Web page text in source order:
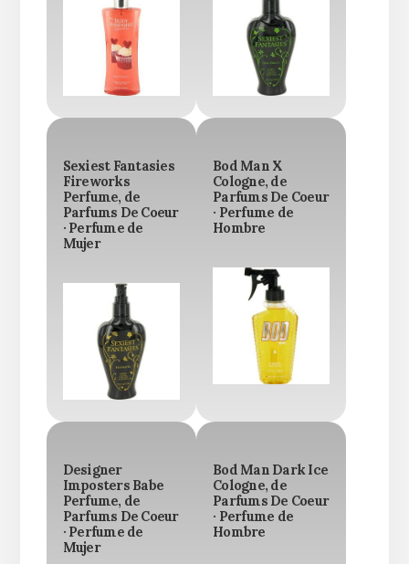
Sexiest Fantasies
Fireworks
Perfume, de
Parfums De Coeur
· Perfume de
Mujer
Bod Man X
Cologne, de
Parfums De Coeur
· Perfume de
Hombre
Designer
Imposters Babe
Perfume, de
Parfums De Coeur
· Perfume de
Mujer
Bod Man Dark Ice
Cologne, de
Parfums De Coeur
· Perfume de
Hombre